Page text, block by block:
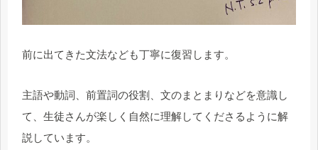
前に出てきた文法なども丁寧に復習します。
主語や動詞、前置詞の役割、文のまとまりなどを意識し
て、生徒さんが楽しく自然に理解してくださるように解
説しています。